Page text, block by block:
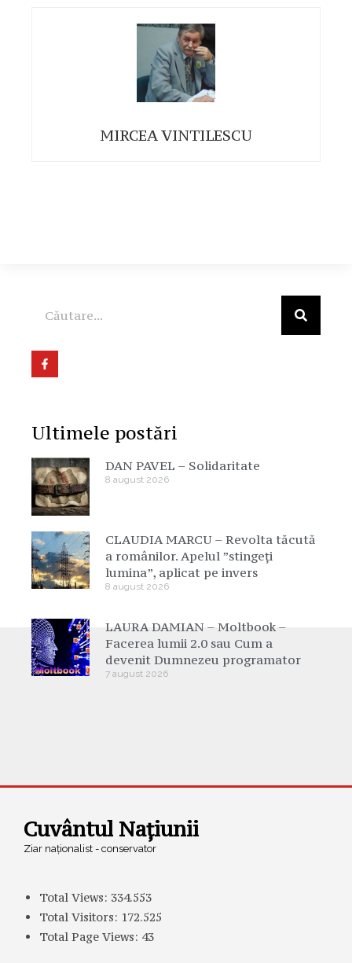
MIRCEA VINTILESCU
Ultimele postări
DAN PAVEL – Solidaritate
8 august 2026
CLAUDIA MARCU – Revolta tăcută
a românilor. Apelul ”stingeți
lumina”, aplicat pe invers
8 august 2026
LAURA DAMIAN – Moltbook –
Facerea lumii 2.0 sau Cum a
devenit Dumnezeu programator
7 august 2026
Cuvântul Națiunii
Ziar naționalist - conservator
Total Views: 334.553
Total Visitors: 172.525
Total Page Views: 43